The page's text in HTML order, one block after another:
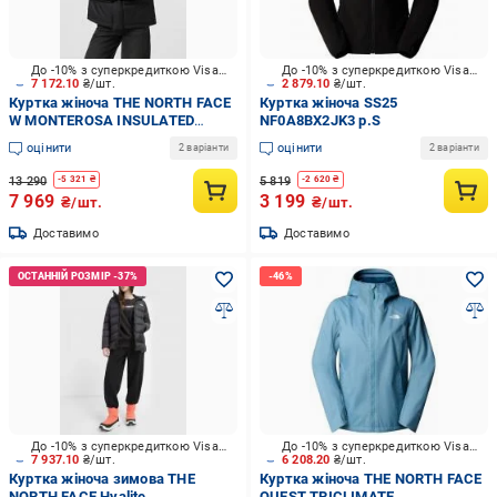
7 172.10 ₴/шт.
До -10% з суперкредиткою Visa Вигода
Куртка жіноча THE NORTH FACE
W MONTEROSA INSULATED
JACKET NF0A89G9-JK31 р.L
чорнаоцінити 2 варіанти
13 290 -5 321 ₴
7 969 ₴/шт.
Доставимо
2 879.10 ₴/шт.
До -10% з суперкредиткою Visa Вигода
Куртка жіноча SS25
NF0A8BX2JK3 р.S
оцінити 2 варіанти
5 819 -2 620 ₴
3 199 ₴/шт.
Доставимо
7 937.10 ₴/шт.
До -10% з суперкредиткою Visa Вигода
Куртка жіноча зимова THE
6 208.20 ₴/шт.
До -10% з суперкредиткою Visa Вигода
Куртка жіноча THE NORTH FACE